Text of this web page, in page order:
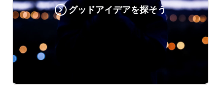
グッドアイデアを探そう